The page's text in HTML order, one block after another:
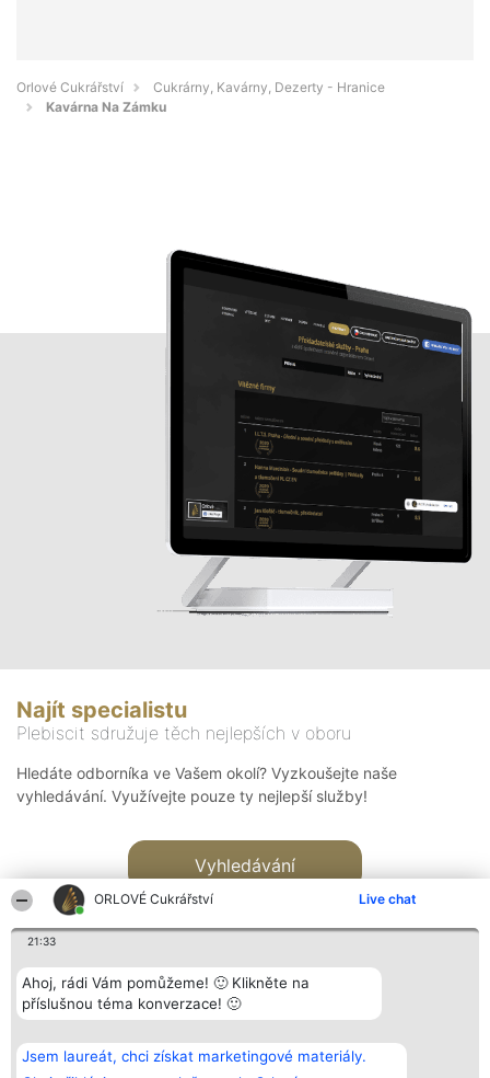
ORLOVÉ Cukrářství Live chat
21:33
Ahoj, rádi Vám pomůžeme! 🙂 Klikněte na
příslušnou téma konverzace! 🙂
Jsem laureát, chci získat marketingové materiály.
Orlové Cukrářství
Cukrárny, Kavárny, Dezerty - Hranice
Kavárna Na Zámku
Najít specialistu
Plebiscit sdružuje těch nejlepších v oboru
Hledáte odborníka ve Vašem okolí? Vyzkoušejte naše
vyhledávání. Využívejte pouze ty nejlepší služby!
Vyhledávání
Bright Side Solutions sp. z o.
o. sp. k.
ul. Ruska 22
Vítězové
Seznam všech
laureátů
Kontakt